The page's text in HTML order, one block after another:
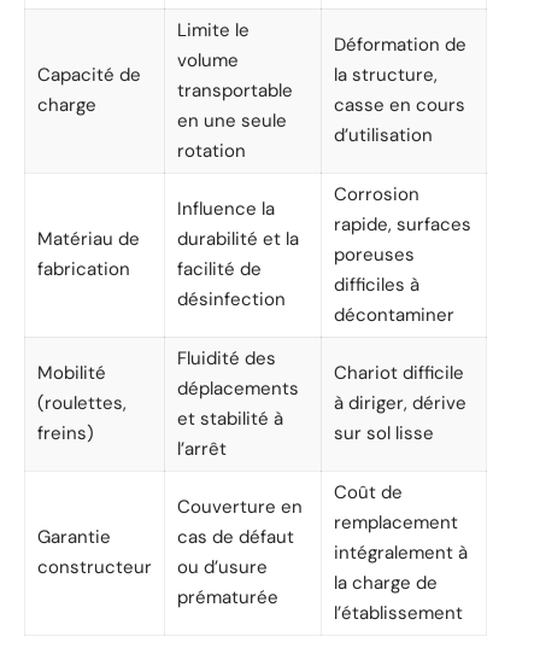
Capacité de
charge
Limite le
volume
transportable
en une seule
rotation
Déformation de
la structure,
casse en cours
d’utilisation
Matériau de
fabrication
Influence la
durabilité et la
facilité de
désinfection
Corrosion
rapide, surfaces
poreuses
difficiles à
décontaminer
Mobilité
(roulettes,
freins)
Fluidité des
déplacements
et stabilité à
l’arrêt
Chariot difficile
à diriger, dérive
sur sol lisse
Garantie
constructeur
Couverture en
cas de défaut
ou d’usure
prématurée
Coût de
remplacement
intégralement à
la charge de
l’établissement